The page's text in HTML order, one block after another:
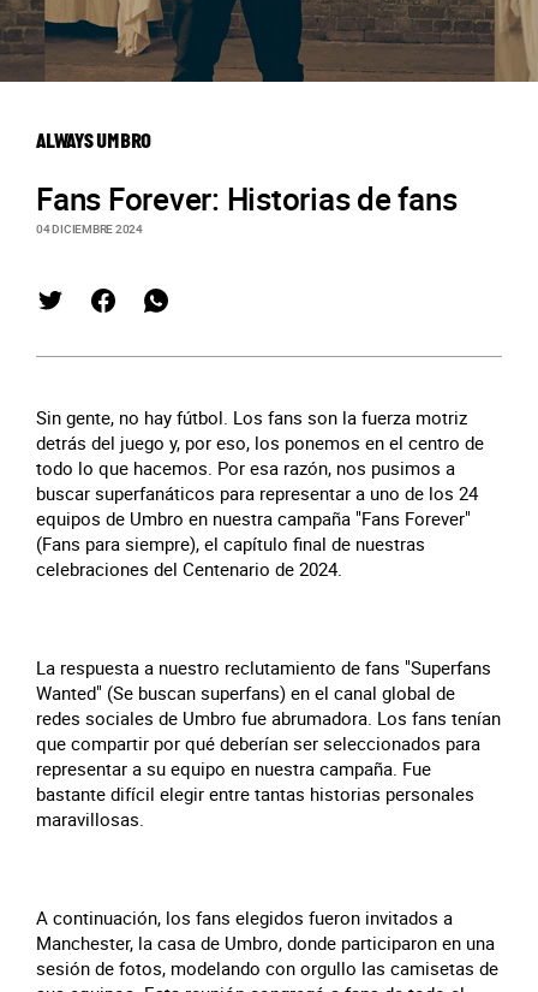
ALWAYS UMBRO
Fans Forever: Historias de fans
04 DICIEMBRE 2024
Sin gente, no hay fútbol. Los fans son la fuerza motriz
detrás del juego y, por eso, los ponemos en el centro de
todo lo que hacemos. Por esa razón, nos pusimos a
buscar superfanáticos para representar a uno de los 24
equipos de Umbro en nuestra campaña "Fans Forever"
(Fans para siempre), el capítulo final de nuestras
celebraciones del Centenario de 2024.
La respuesta a nuestro reclutamiento de fans "Superfans
Wanted" (Se buscan superfans) en el canal global de
redes sociales de Umbro fue abrumadora. Los fans tenían
que compartir por qué deberían ser seleccionados para
representar a su equipo en nuestra campaña. Fue
bastante difícil elegir entre tantas historias personales
maravillosas.
A continuación, los fans elegidos fueron invitados a
Manchester, la casa de Umbro, donde participaron en una
sesión de fotos, modelando con orgullo las camisetas de